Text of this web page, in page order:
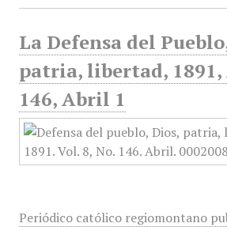
La Defensa del
patria, libertad, 1891,
146, Abril 1
Periódico católico regiomontano